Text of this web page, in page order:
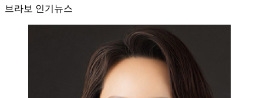
브라보 인기뉴스